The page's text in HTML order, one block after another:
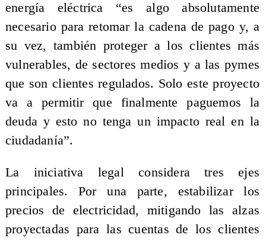
energía eléctrica “es algo absolutamente
necesario para retomar la cadena de pago y, a
su vez, también proteger a los clientes más
vulnerables, de sectores medios y a las pymes
que son clientes regulados. Solo este proyecto
va a permitir que finalmente paguemos la
deuda y esto no tenga un impacto real en la
ciudadanía”.
La iniciativa legal considera tres ejes
principales. Por una parte, estabilizar los
precios de electricidad, mitigando las alzas
proyectadas para las cuentas de los clientes